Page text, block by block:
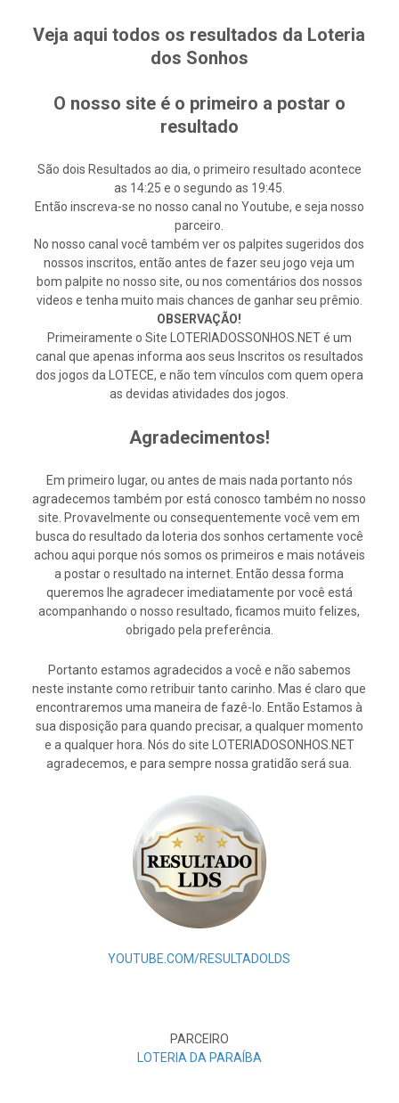
Veja aqui todos os resultados da Loteria
dos Sonhos
O nosso site é o primeiro a postar o
resultado
São dois Resultados ao dia, o primeiro resultado acontece
as 14:25 e o segundo as 19:45.
Então inscreva-se no nosso canal no Youtube, e seja nosso
parceiro.
No nosso canal você também ver os palpites sugeridos dos
nossos inscritos, então antes de fazer seu jogo veja um
bom palpite no nosso site, ou nos comentários dos nossos
videos e tenha muito mais chances de ganhar seu prêmio.
OBSERVAÇÃO!
Primeiramente o Site LOTERIADOSSONHOS.NET é um
canal que apenas informa aos seus Inscritos os resultados
dos jogos da LOTECE, e não tem vínculos com quem opera
as devidas atividades dos jogos.
Agradecimentos!
Em primeiro lugar, ou antes de mais nada portanto nós
agradecemos também por está conosco também no nosso
site. Provavelmente ou consequentemente você vem em
busca do resultado da loteria dos sonhos certamente você
achou aqui porque nós somos os primeiros e mais notáveis
a postar o resultado na internet. Então dessa forma
queremos lhe agradecer imediatamente por você está
acompanhando o nosso resultado, ficamos muito felizes,
obrigado pela preferência.
Portanto estamos agradecidos a você e não sabemos
neste instante como retribuir tanto carinho. Mas é claro que
encontraremos uma maneira de fazê-lo. Então Estamos à
sua disposição para quando precisar, a qualquer momento
e a qualquer hora. Nós do site LOTERIADOSONHOS.NET
agradecemos, e para sempre nossa gratidão será sua.
YOUTUBE.COM/RESULTADOLDS
PARCEIRO
LOTERIA DA PARAÍBA